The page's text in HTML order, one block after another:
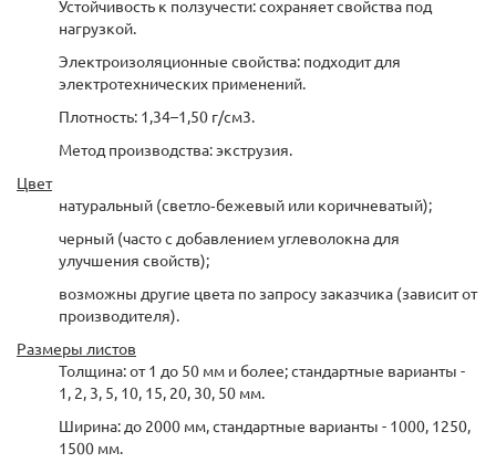
Устойчивость к ползучести: сохраняет свойства под
нагрузкой.
Электроизоляционные свойства: подходит для
электротехнических применений.
Плотность: 1,34–1,50 г/см3.
Метод производства: экструзия.
Цвет
натуральный (светло‑бежевый или коричневатый);
черный (часто с добавлением углеволокна для
улучшения свойств);
возможны другие цвета по запросу заказчика (зависит от
производителя).
Размеры листов
Толщина: от 1 до 50 мм и более; стандартные варианты -
1, 2, 3, 5, 10, 15, 20, 30, 50 мм.
Ширина: до 2000 мм, стандартные варианты - 1000, 1250,
1500 мм.